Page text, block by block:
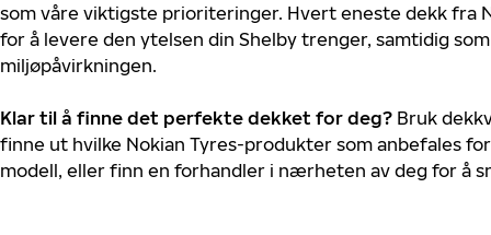
som våre viktigste prioriteringer. Hvert eneste dekk fra
for å levere den ytelsen din Shelby trenger, samtidig
miljøpåvirkningen.
Klar til å finne det perfekte dekket for deg? Bruk
finne ut hvilke Nokian Tyres-produkter som anbefales
modell, eller finn en forhandler i nærheten av deg for å